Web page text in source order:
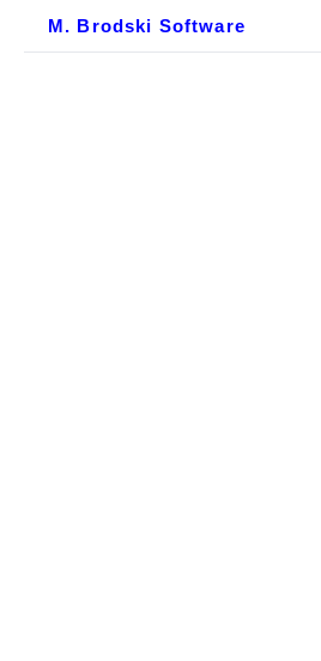
M. Brodski Software